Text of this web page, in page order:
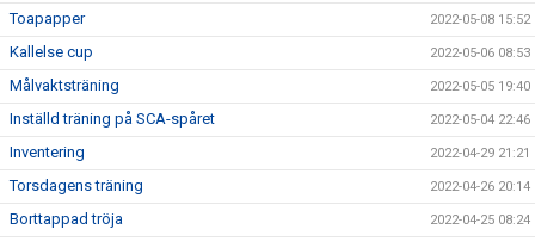
Toapapper 2022-05-08 15:52
Kallelse cup 2022-05-06 08:53
Målvaktsträning 2022-05-05 19:40
Inställd träning på SCA-spåret 2022-05-04 22:46
Inventering 2022-04-29 21:21
Torsdagens träning 2022-04-26 20:14
Borttappad tröja 2022-04-25 08:24